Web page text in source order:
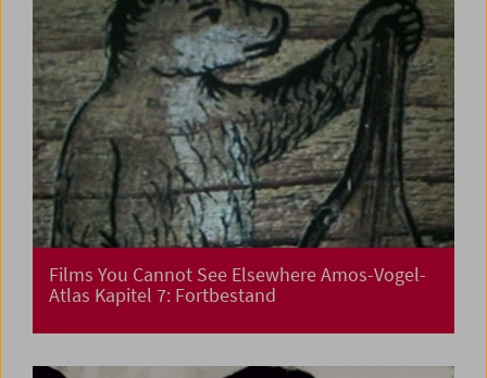
Films You Cannot See Elsewhere Amos-Vogel-
Atlas Kapitel 7: Fortbestand